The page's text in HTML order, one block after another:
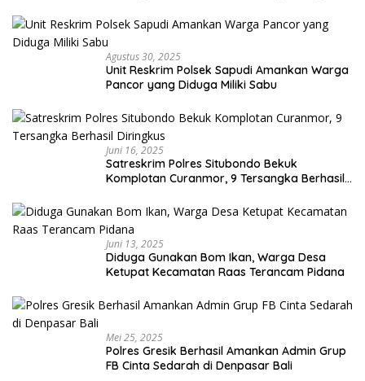
Agustus 30, 2025
Unit Reskrim Polsek Sapudi Amankan Warga
Pancor yang Diduga Miliki Sabu
Juni 16, 2025
Satreskrim Polres Situbondo Bekuk
Komplotan Curanmor, 9 Tersangka Berhasil
Juni 13, 2025
Diduga Gunakan Bom Ikan, Warga Desa
Ketupat Kecamatan Raas Terancam Pidana
Mei 25, 2025
Polres Gresik Berhasil Amankan Admin Grup
FB Cinta Sedarah di Denpasar Bali